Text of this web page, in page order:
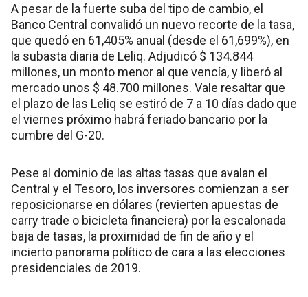
A pesar de la fuerte suba del tipo de cambio, el
Banco Central convalidó un nuevo recorte de la tasa,
que quedó en 61,405% anual (desde el 61,699%), en
la subasta diaria de Leliq. Adjudicó $ 134.844
millones, un monto menor al que vencía, y liberó al
mercado unos $ 48.700 millones. Vale resaltar que
el plazo de las Leliq se estiró de 7 a 10 días dado que
el viernes próximo habrá feriado bancario por la
cumbre del G-20.
Pese al dominio de las altas tasas que avalan el
Central y el Tesoro, los inversores comienzan a ser
reposicionarse en dólares (revierten apuestas de
carry trade o bicicleta financiera) por la escalonada
baja de tasas, la proximidad de fin de año y el
incierto panorama político de cara a las elecciones
presidenciales de 2019.